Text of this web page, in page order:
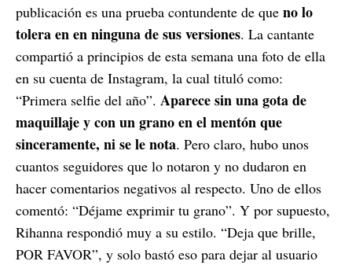
publicación es una prueba contundente de que no lo
tolera en en ninguna de sus versiones. La cantante
compartió a principios de esta semana una foto de ella
en su cuenta de Instagram, la cual tituló como:
“Primera selfie del año”. Aparece sin una gota de
maquillaje y con un grano en el mentón que
sinceramente, ni se le nota. Pero claro, hubo unos
cuantos seguidores que lo notaron y no dudaron en
hacer comentarios negativos al respecto. Uno de ellos
comentó: “Déjame exprimir tu grano”. Y por supuesto,
Rihanna respondió muy a su estilo. “Deja que brille,
POR FAVOR”, y solo bastó eso para dejar al usuario